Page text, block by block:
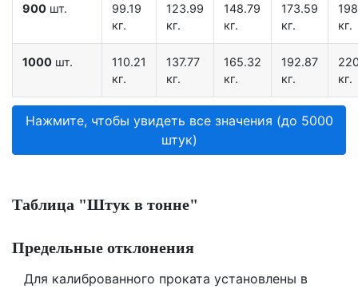
900 шт.
99.19
кг.
123.99
кг.
148.79
кг.
173.59
кг.
кг.
1000 шт.
110.21
кг.
137.77
кг.
165.32
кг.
192.87
кг.
кг.
Нажмите, чтобы увидеть все значения (до 5000
штук)
Таблица "Штук в тонне"
Предельные отклонения
Для калиброванного проката установлены в